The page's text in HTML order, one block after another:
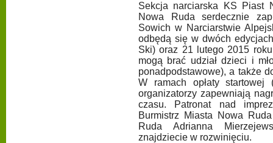
Sekcja narciarska KS Piast
Nowa Ruda serdecznie
Sowich w Narciarstwie
odbędą się w dwóch
Ski) oraz 21 lutego 2015
mogą brać udział dzieci i
ponadpodstawowe), a także
W ramach opłaty
organizatorzy zapewniają
czasu. Patronat nad
Burmistrz Miasta Nowa
Ruda Adrianna
znajdziecie w rozwinięciu.